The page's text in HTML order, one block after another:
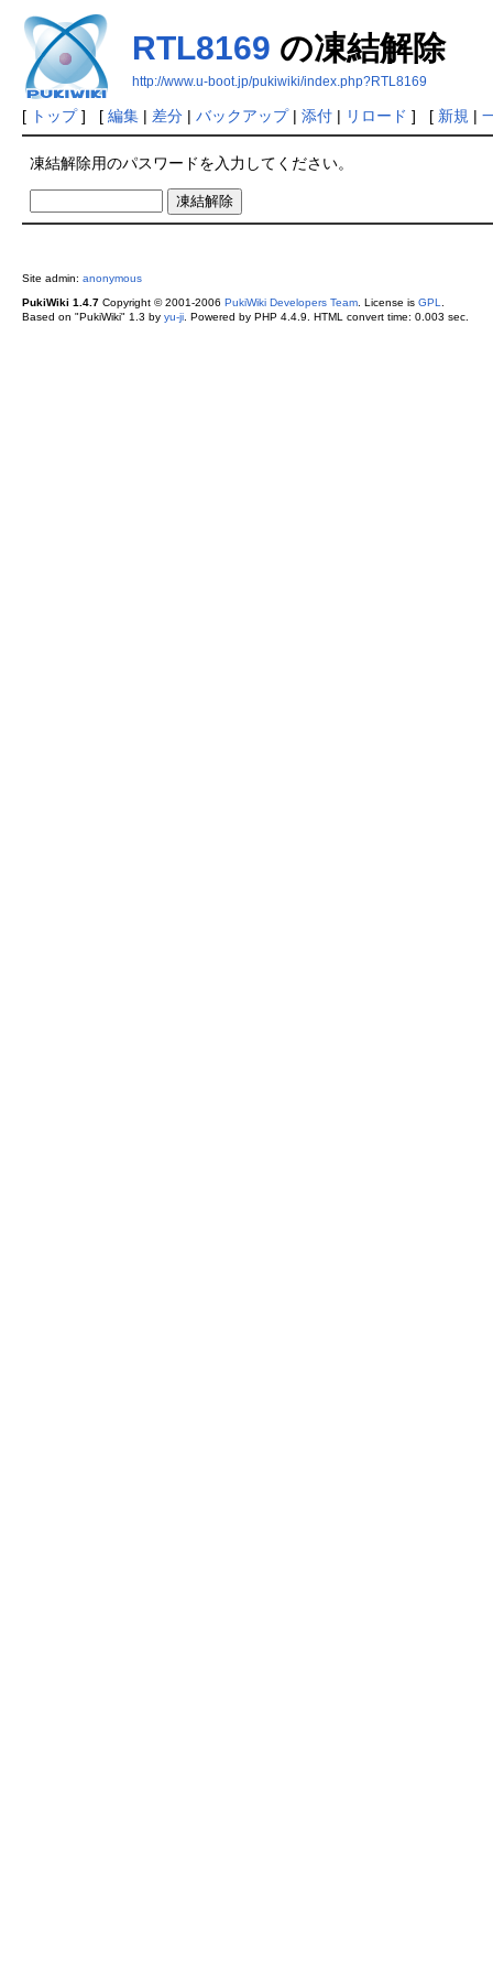
RTL8169 の凍結解除
http://www.u-boot.jp/pukiwiki/index.php?RTL8169
[ トップ] [ 編集| 差分| バックアップ| 添付| リロード ] [ 新規 |
凍結解除用のパスワードを入力してください。
Site admin: anonymous
PukiWiki 1.4.7Copyright © 2001-2006 PukiWiki Developers Team. License is GPL.
Based on "PukiWiki" 1.3 by yu-ji. Powered by PHP 4.4.9. HTML convert time: 0.003 sec.